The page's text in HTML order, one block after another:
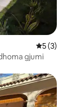
5 (3)
gjumi